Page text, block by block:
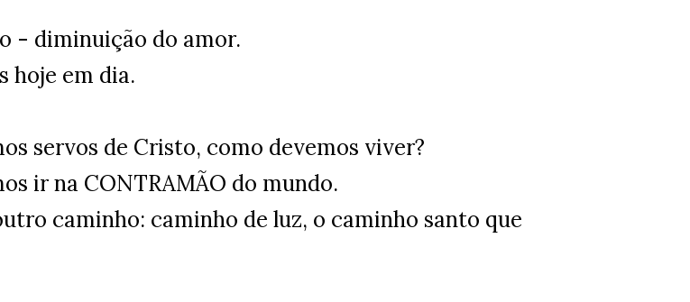
- diminuição do amor.
hoje em dia.
servos de Cristo, como devemos viver?
ir na CONTRAMÃO do mundo.
caminho: caminho de luz, o caminho santo que